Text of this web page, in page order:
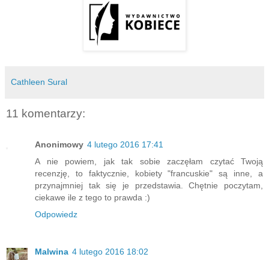
Cathleen Sural
11 komentarzy:
Anonimowy 4 lutego 2016 17:41
A nie powiem, jak tak sobie zaczęłam czytać Twoją
recenzję, to faktycznie, kobiety "francuskie" są inne, a
przynajmniej tak się je przedstawia. Chętnie poczytam,
ciekawe ile z tego to prawda :)
Odpowiedz
Malwina 4 lutego 2016 18:02